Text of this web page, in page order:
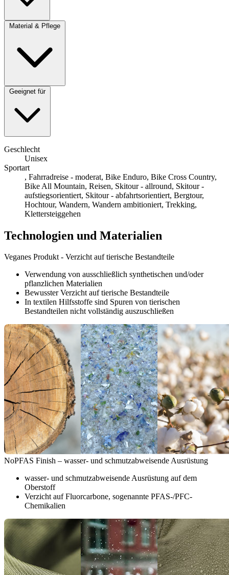
Material & Pflege
Geeignet für
Geschlecht
Unisex
Sportart
, Fahrradreise - moderat, Bike Enduro, Bike Cross Country,
Bike All Mountain, Reisen, Skitour - allround, Skitour -
aufstiegsorientiert, Skitour - abfahrtsorientiert, Bergtour,
Hochtour, Wandern, Wandern ambitioniert, Trekking,
Klettersteiggehen
Technologien und Materialien
Veganes Produkt - Verzicht auf tierische Bestandteile
Verwendung von ausschließlich synthetischen und/oder
pflanzlichen Materialien
Bewusster Verzicht auf tierische Bestandteile
In textilen Hilfsstoffe sind Spuren von tierischen
Bestandteilen nicht vollständig auszuschließen
NoPFAS Finish – wasser- und schmutzabweisende Ausrüstung
wasser- und schmutzabweisende Ausrüstung auf dem
Oberstoff
Verzicht auf Fluorcarbone, sogenannte PFAS-/PFC-
Chemikalien